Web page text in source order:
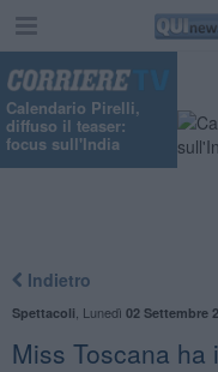
Calendario Pirelli,
diffuso il teaser:
focus sull'India
Indietro
Spettacoli Lunedì 02 Settembre
Miss Toscana ha